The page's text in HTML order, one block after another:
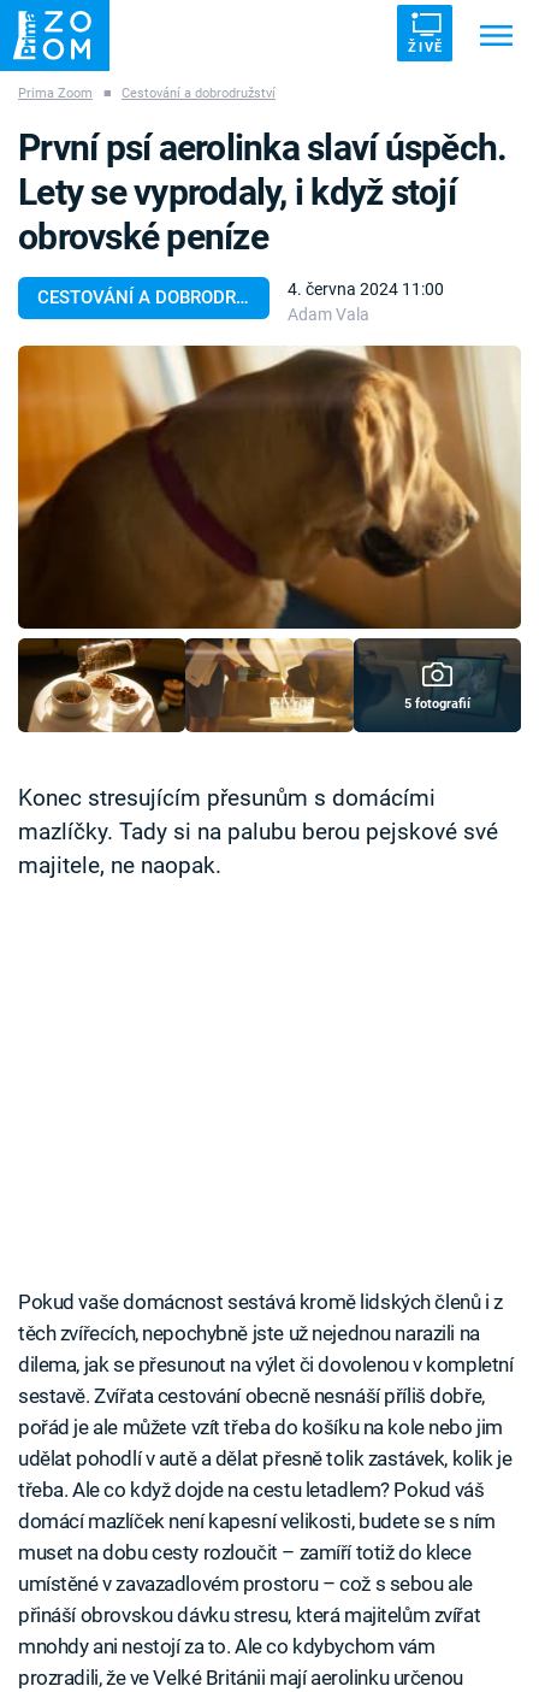
ŽIVĚ
ZÁHADY VETŘELCI DÁVNOVĚKU
Témata
Pořady
TV Program
Sledujte prima+
Přihlášení
Sledujte nás
Prima Zoom ■ Cestování a dobrodružství
CESTOVÁNÍ A DOBRODRUŽSTVÍ
4. června 2024 11:00
Adam Vala
První psí aerolinka slaví úspěch.
Lety se vyprodaly, i když stojí
obrovské peníze
5 fotografií
Konec stresujícím přesunům s domácími
mazlíčky. Tady si na palubu berou pejskové své
majitele, ne naopak.
Pokud vaše domácnost sestává kromě lidských členů i z
těch zvířecích, nepochybně jste už nejednou narazili na
dilema, jak se přesunout na výlet či dovolenou v kompletní
sestavě. Zvířata cestování obecně nesnáší příliš dobře,
pořád je ale můžete vzít třeba do košíku na kole nebo jim
udělat pohodlí v autě a dělat přesně tolik zastávek, kolik je
třeba. Ale co když dojde na cestu letadlem? Pokud váš
domácí mazlíček není kapesní velikosti, budete se s ním
muset na dobu cesty rozloučit – zamíří totiž do klece
umístěné v zavazadlovém prostoru – což s sebou ale
přináší obrovskou dávku stresu, která majitelům zvířat
mnohdy ani nestojí za to. Ale co kdybychom vám
prozradili, že ve Velké Británii mají aerolinku určenou